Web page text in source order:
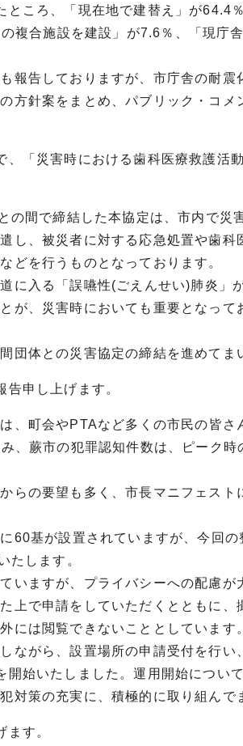
ころ、「現在地で建替え」が64.4
複合施設を建設」が7.6％、「現庁
報告しておりますが、市庁舎の耐
方針案をまとめ、パブリック・コメ
「災害時における歯科医療救護活
の間で締結した本協定は、市内で災
し、被災者に対する応急処置や歯
どを行うものとなっております。
に入る「誤嚥性(ごえんせい)肺炎」
が、災害時においても重要となっ
団体との災害協定の締結を進めてま
申し上げます。
、町会やPTAなど多くの市民の皆さ
、蕨市の犯罪認知件数は、ピーク
らの要望も多く、市長マニフェス
60基が設置されていますが、今回
たします。
いますが、プライバシーへの配慮
上で申請をしていただくとともに
には閲覧できないこととしています。
ながら、設置場所の申請受付を行い
始いたしました。運用開始につい
対策の充実に、積極的に取り組んで
す。